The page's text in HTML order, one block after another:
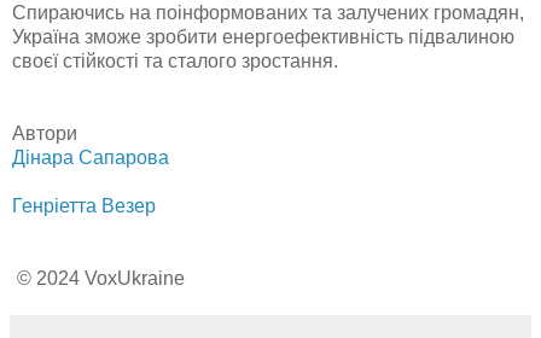
Спираючись на поінформованих та залучених громадян,
Україна зможе зробити енергоефективність підвалиною
своєї стійкості та сталого зростання.
Автори
Дінара Сапарова
Генріетта Везер
© 2024 VoxUkraine